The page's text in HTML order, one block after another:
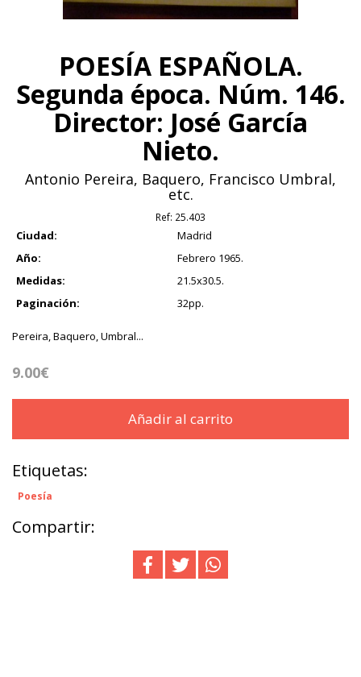
POESÍA ESPAÑOLA.
Segunda época. Núm. 146.
Director: José García
Nieto.
Antonio Pereira, Baquero, Francisco Umbral,
etc.
Ref: 25.403
Ciudad:
Madrid
Año:
Febrero 1965.
Medidas:
21.5x30.5.
Paginación:
32pp.
Pereira, Baquero, Umbral...
9.00€
Añadir al carrito
Etiquetas:
Poesía
Compartir: